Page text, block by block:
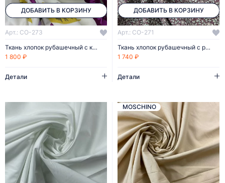
ДОБАВИТЬ В КОРЗИНУ
Арт.: CO-273
Ткань хлопок рубашечный с крупными листьями
1 800 ₽
Детали
ДОБАВИТЬ В КОРЗИНУ
Арт.: CO-271
Ткань хлопок рубашечный с растительным принтом
1 740 ₽
Детали
MOSCHINO